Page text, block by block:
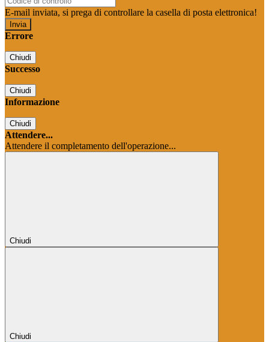
E-mail inviata, si prega di controllare la casella di posta elettronica!
Errore
Chiudi
Successo
Chiudi
Informazione
Chiudi
Attendere...
Attendere il completamento dell'operazione...
Chiudi
Chiudi